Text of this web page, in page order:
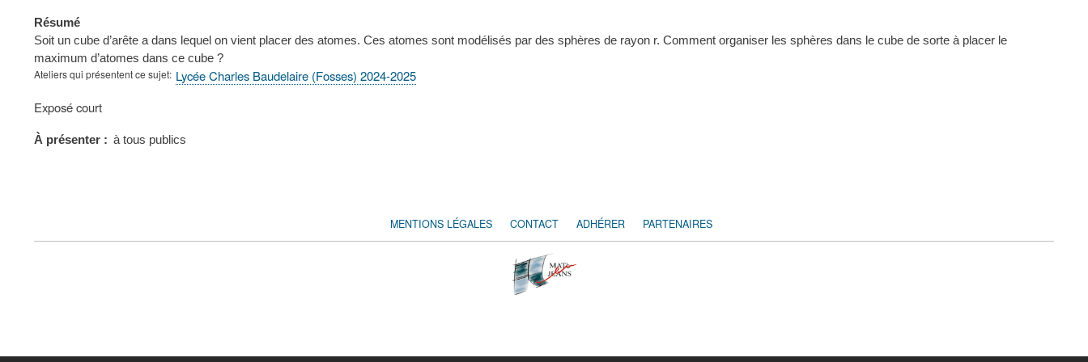
Résumé
Soit un cube d’arête a dans lequel on vient placer des atomes. Ces atomes sont modélisés par des sphères de rayon r. Comment organiser les sphères dans le cube de sorte à placer le
maximum d’atomes dans ce cube ?
Ateliers qui présentent ce sujet Lycée Charles Baudelaire (Fosses) 2024-2025
Type
présentation
Exposé court
À présenter à tous publics
FOOTER
MENTIONS LÉGALES CONTACT ADHÉRER PARTENAIRES